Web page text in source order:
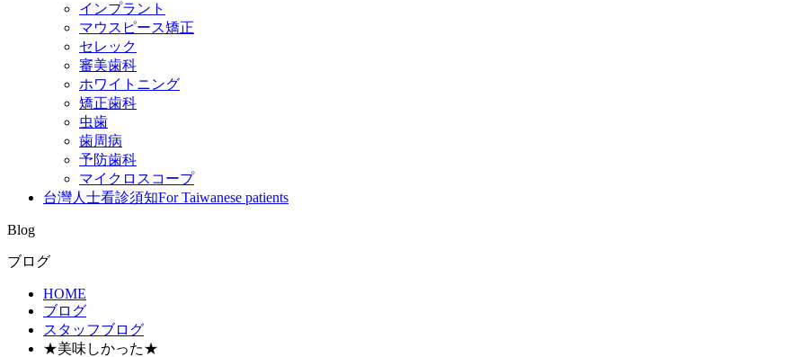
インプラント
マウスピース矯正
セレック
審美歯科
ホワイトニング
矯正歯科
虫歯
歯周病
予防歯科
マイクロスコープ
台灣人士看診須知For Taiwanese patients
Blog
ブログ
HOME
ブログ
スタッフブログ
★美味しかった★